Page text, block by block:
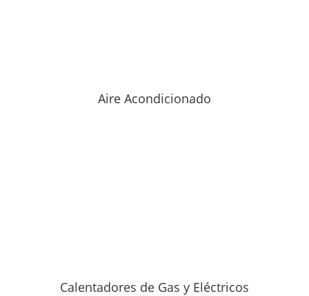
Aire Acondicionado
Calentadores de Gas y Eléctricos